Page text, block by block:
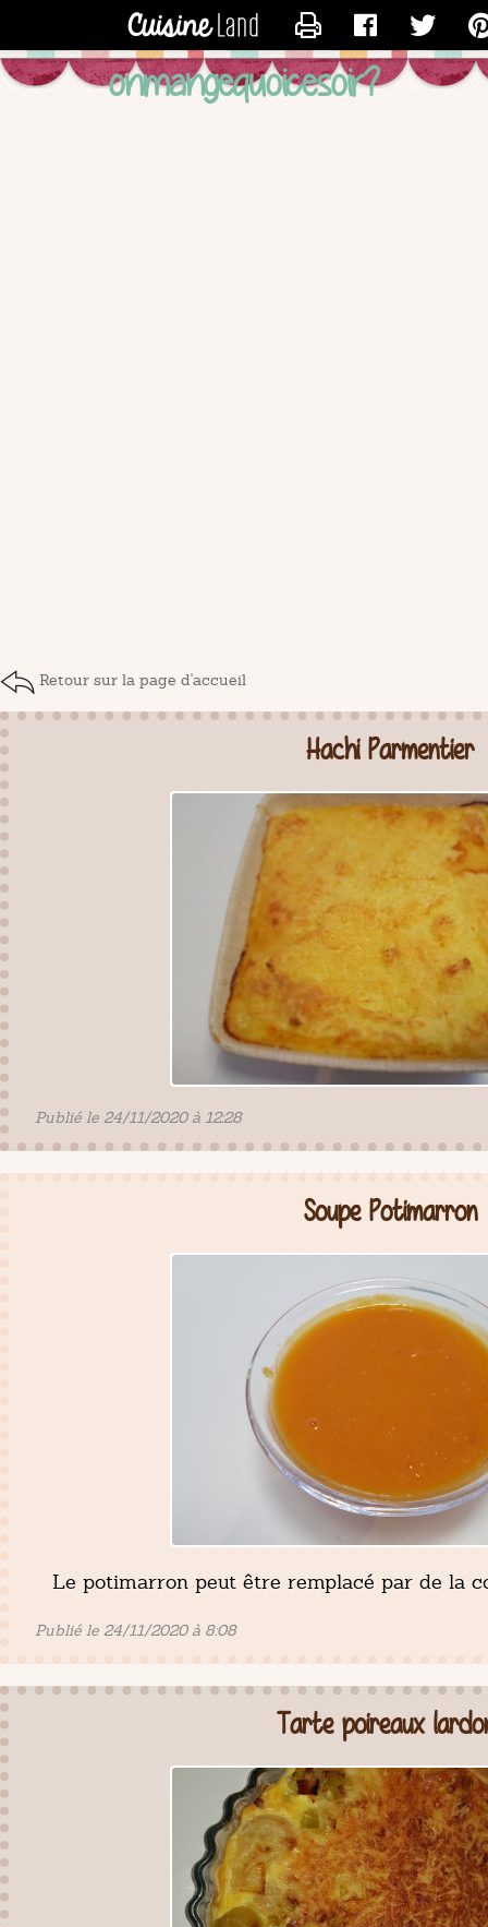
onmangequoicesoir?
Retour sur la page d'accueil
Hachi Parmentier
Publié le 24/11/2020 à 12:28
Soupe Potimarron
Le potimarron peut être remplacé par de la
Publié le 24/11/2020 à 8:08
Tarte poireaux
CONTACTER LOGSTE